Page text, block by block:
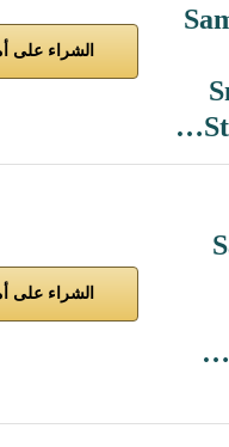
الشراء على
الشراء على